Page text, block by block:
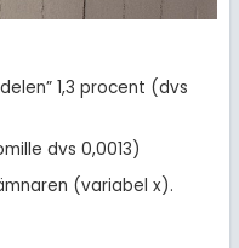
1,3 procent (dvs
dvs 0,0013)
(variabel x).